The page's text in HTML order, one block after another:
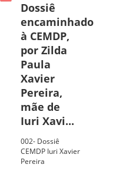
Dossiê
encaminhado
à CEMDP,
por Zilda
Paula
Xavier
Pereira,
mãe de
Iuri Xavi...
002- Dossiê
CEMDP Iuri Xavier
Pereira